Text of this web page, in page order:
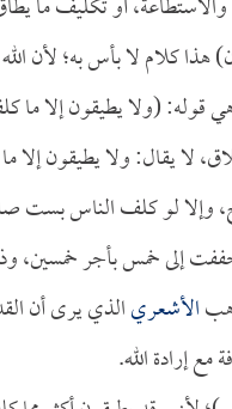
هذا كلام لا بأس به؛ لأن
لا يقال: ولا يطيقون إلا
وإلا لو كلف الناس
إلى خمس بأجر خمسين،
الأشعريالذي يرى أن
إرادة الله.